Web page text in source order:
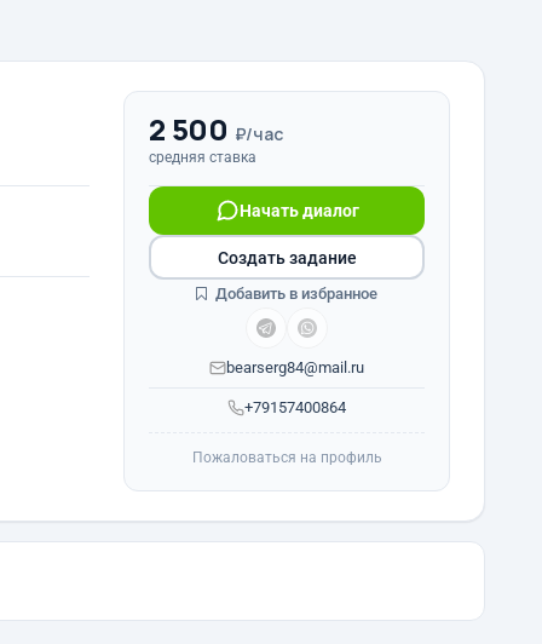
2 500 ₽/час
средняя ставка
+79157400864
Начать диалог
bearserg84@mail.ru
Создать задание
Добавить в избранное
Пожаловаться на профиль